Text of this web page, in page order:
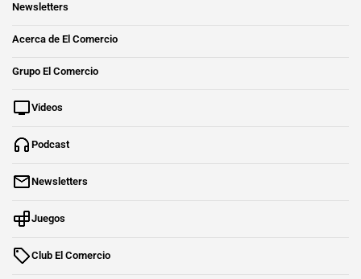
Newsletters
Acerca de El Comercio
Grupo El Comercio
Videos
Podcast
Newsletters
Juegos
Club El Comercio